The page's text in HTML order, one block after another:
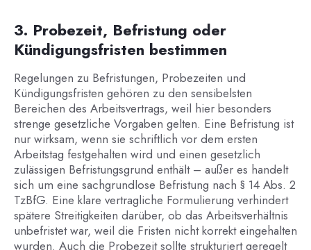
3. Probezeit, Befristung oder
Kündigungsfristen bestimmen
Regelungen zu Befristungen, Probezeiten und
Kündigungsfristen gehören zu den sensibelsten
Bereichen des Arbeitsvertrags, weil hier besonders
strenge gesetzliche Vorgaben gelten. Eine Befristung ist
nur wirksam, wenn sie schriftlich vor dem ersten
Arbeitstag festgehalten wird und einen gesetzlich
zulässigen Befristungsgrund enthält – außer es handelt
sich um eine sachgrundlose Befristung nach § 14 Abs. 2
TzBfG. Eine klare vertragliche Formulierung verhindert
spätere Streitigkeiten darüber, ob das Arbeitsverhältnis
unbefristet war, weil die Fristen nicht korrekt eingehalten
wurden. Auch die Probezeit sollte strukturiert geregelt